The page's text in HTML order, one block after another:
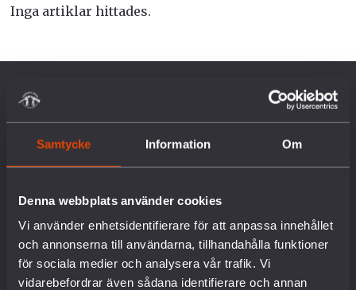
Samtycke Information Om
Denna webbplats använder cookies
Vi använder enhetsidentifierare för att anpassa innehållet
och annonserna till användarna, tillhandahålla funktioner
för sociala medier och analysera vår trafik. Vi
vidarebefordrar även sådana identifierare och annan
Inga artiklar hittades.
OM OSS
Vår historia
Vision & Uppdrag
Föreningsinformation
Lediga tjänster
English
Kontakt
Pressrum